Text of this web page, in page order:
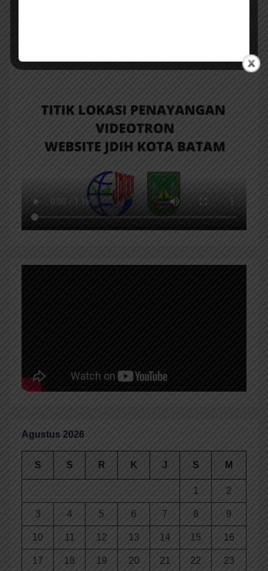
Agustus 2026
S S R K J S M
1 2
3 4 5 6 7 8 9
10 11 12 13 14 15 16
17 18 19 20 21 22 23